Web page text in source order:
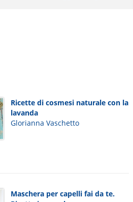
Ricette di cosmesi naturale con la
lavanda
Glorianna Vaschetto
Maschera per capelli fai da te.